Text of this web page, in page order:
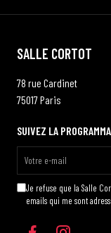
SALLE CORTOT
78 rue Cardinet
75017 Paris
SUIVEZ LA
Je refuse que la Salle
emails qui me sont